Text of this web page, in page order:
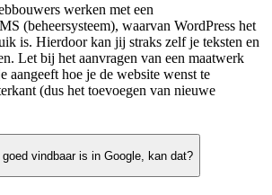
werken met een
(beheersysteem), waarvan WordPress het
is. Hierdoor kan jij straks zelf je teksten en
Let bij het aanvragen van een maatwerk
aangeeft hoe je de website wenst te
(dus het toevoegen van nieuwe
vindbaar is in Google, kan dat?